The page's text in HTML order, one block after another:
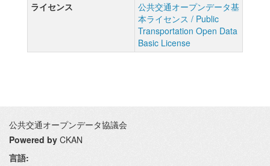
ライセンス
公共交通オープンデータ基
本ライセンス / Public
Transportation Open Data
Basic License
公共交通オープンデータ協議会
Powered by CKAN
言語